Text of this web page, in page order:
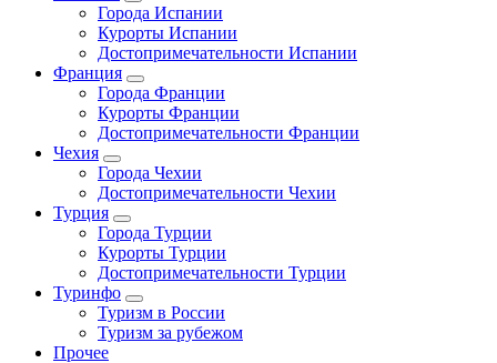
Города Испании
Курорты Испании
Достопримечательности Испании
Франция
Города Франции
Курорты Франции
Достопримечательности Франции
Чехия
Города Чехии
Достопримечательности Чехии
Турция
Города Турции
Курорты Турции
Достопримечательности Турции
Туринфо
Туризм в России
Туризм за рубежом
Прочее